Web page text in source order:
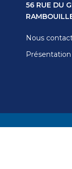
56 RUE DU
Nous
Présentation